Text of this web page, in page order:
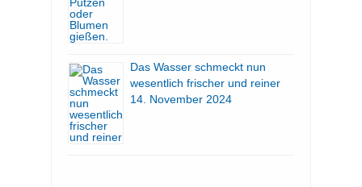
Das Wasser schmeckt nun
wesentlich frischer und reiner
14. November 2024